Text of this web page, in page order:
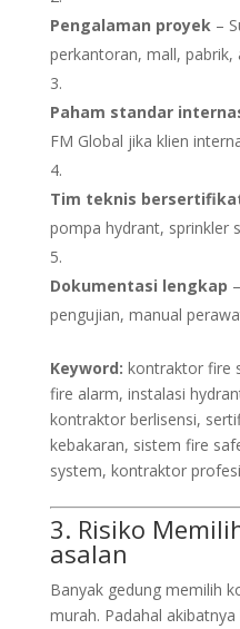
Pengalaman proyek–
perkantoran, mall, pabrik,
Paham standar
FM Global jika klien
Tim teknis
pompa hydrant, sprinkler
Dokumentasi lengkap
pengujian, manual
Keyword: kontraktor fire
fire alarm, instalasi
kontraktor berlisensi,
kebakaran, sistem fire
system, kontraktor
3. Risiko
asalan
Banyak gedung memilih
murah. Padahal